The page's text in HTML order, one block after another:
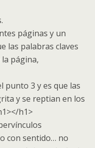
páginas y un
las palabras claves
página,
punto 3 y es que las
y se reptian en los
h1>
con sentido… no